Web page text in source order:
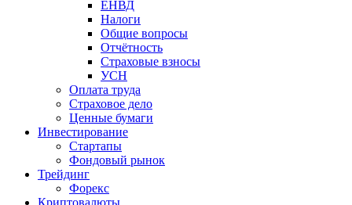
ЕНВД
Налоги
Общие вопросы
Отчётность
Страховые взносы
УСН
Оплата труда
Страховое дело
Ценные бумаги
Инвестирование
Стартапы
Фондовый рынок
Трейдинг
Форекс
Криптовалюты